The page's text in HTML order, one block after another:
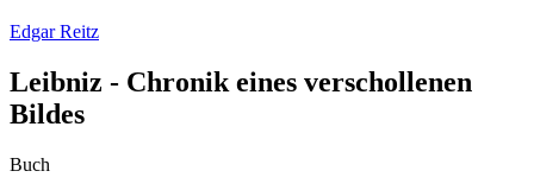
Edgar Reitz
Leibniz - Chronik eines verschollenen
Bildes
Buch